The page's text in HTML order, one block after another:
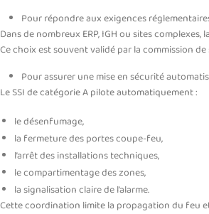
Pour répondre aux exigences
Dans de nombreux ERP, IGH ou sites
Ce choix est souvent validé par la commission
Pour assurer une mise en sécurité
Le SSI de catégorie A pilote automatiquement :
le désenfumage,
la fermeture des portes coupe-feu,
l’arrêt des installations techniques,
le compartimentage des zones,
la signalisation claire de l’alarme.
Cette coordination limite la propagation du feu